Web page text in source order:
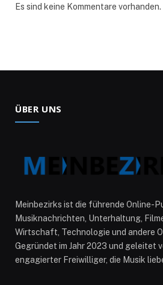
Es sind keine Kommentare vorhanden.
ÜBER UNS
Meinbezirks ist die führende Online-
Musiknachrichten, Unterhaltung,
Wirtschaft, Technologie und andere
Gegründet im Jahr 2023 und geleitet
engagierter Freiwilliger, die Musik